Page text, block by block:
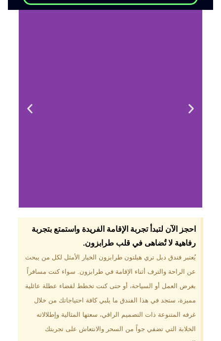
لماذا تختار فندق دبل
تري هيلتون
طرابزون؟
موقع مميز في قلب طرابزون بالقرب
من أهم المعالم السياحية. إطلالات
الخضراء. مرافق متكاملة تشمل
مسبحًا داخليًا، سبا، صالة ألعاب
رياضية، ومطاعم عالمية.
احجز الآن لتبدأ تجربة الإقامة الفريدة واستمتع بتجربة
رفاهية لا تُضاهى في قلب طرابزون.​
يُعتبر فندق دبل تري هيلتون طرابزون الخيار الأمثل لكل من يبحث
عن الراحة والترف أثناء الإقامة في طرابزون. سواء كنت مسافراً
بغرض العمل أو السياحة، أو حتى كنت تخطط لقضاء عطلة عائلية
مميزة، ستجد في هذا الفندق ما يلبي كافة احتياجاتك من خلال
غرفه المتنوعة ذات التصميم الراقي، سعتها المثالية وإطلالاته
الخلابة التي تضفي جواً من السحر والانتعاش على تجربتك